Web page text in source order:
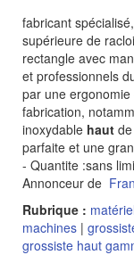
fabricant
supérieure de
rectangle avec
et professionnels
par une
fabrication,
inoxydable haut de
parfaite et une
- Quantite :sans
Annonceur de
Rubrique :
machines |
grossiste haut